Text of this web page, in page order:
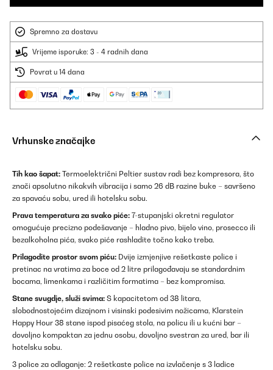
Spremno za dostavu
Vrijeme isporuke: 3 - 4 radnih dana
Povrat u 14 dana
Vrhunske značajke
Tih kao šapat: Termoelektrični Peltier sustav radi bez kompresora, što
znači apsolutno nikakvih vibracija i samo 26 dB razine buke – savršeno
za spavaću sobu, ured ili hotelsku sobu.
Prava temperatura za svako piće: 7-stupanjski okretni regulator
omogućuje precizno podešavanje – hladno pivo, bijelo vino, prosecco ili
bezalkoholna pića, svako piće rashladite točno kako treba.
Prilagodite prostor svom piću: Dvije izmjenjive rešetkaste police i
pretinac na vratima za boce od 2 litre prilagođavaju se standardnim
bocama, limenkama i različitim formatima – bez kompromisa.
Stane svugdje, služi svima: S kapacitetom od 38 litara,
slobodnostojećim dizajnom i visinski podesivim nožicama, Klarstein
Happy Hour 38 stane ispod pisaćeg stola, na policu ili u kućni bar –
dovoljno kompaktan za jednu osobu, dovoljno svestran za ured, bar ili
hotelsku sobu.
3 police za odlaganje: 2 rešetkaste police na izvlačenje s 3 ladice